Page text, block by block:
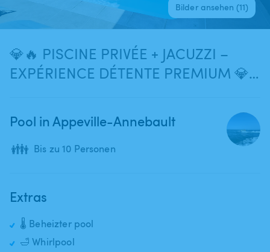
Bilder ansehen (11)
💎🔥 PISCINE PRIVÉE + JACUZZI –
EXPÉRIENCE DÉTENTE PREMIUM 💎
Pool in Appeville-Annebault
👪 Bis zu 10 Personen
Extras
🌡️ Beheizter pool
🛁 Whirlpool